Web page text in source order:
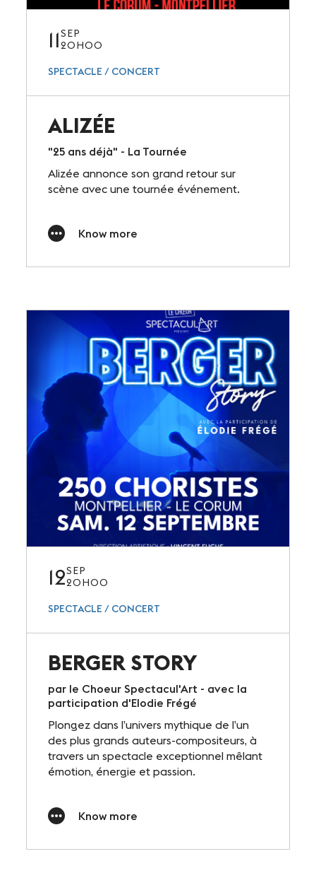
11SEP
20H00
SPECTACLE / CONCERT
ALIZÉE
"25 ans déjà" - La Tournée
Alizée annonce son grand retour sur
scène avec une tournée événement.
Know more
12SEP
20H00
SPECTACLE / CONCERT
BERGER STORY
par le Choeur Spectacul'Art - avec la
participation d'Elodie Frégé
Plongez dans l’univers mythique de l’un
des plus grands auteurs-compositeurs, à
travers un spectacle exceptionnel mêlant
émotion, énergie et passion.
Know more